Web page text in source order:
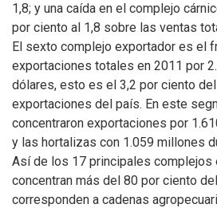
1,8; y una caída en el complejo
por ciento al 1,8 sobre las ventas
El sexto complejo exportador es el
exportaciones totales en 2011 por
dólares, esto es el 3,2 por ciento
exportaciones del país. En este
concentraron exportaciones por
y las hortalizas con 1.059 millones
Así de los 17 principales complejos
concentran más del 80 por ciento
corresponden a cadenas